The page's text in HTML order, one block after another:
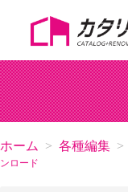
ホーム 各種編集
ンロード